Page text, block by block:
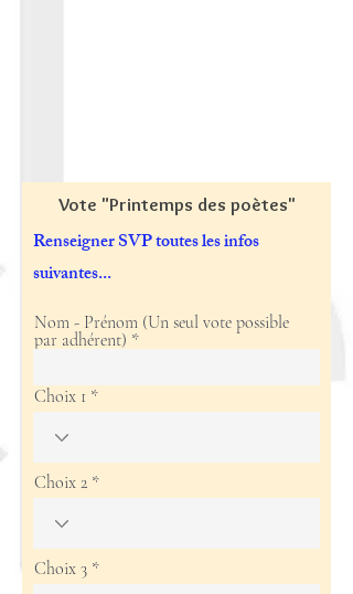
Vote "Printemps des poètes"
Renseigner SVP toutes les infos
suivantes...
Nom - Prénom (Un seul vote possible
par adhérent)
Choix 1
Choix 2
Choix 3